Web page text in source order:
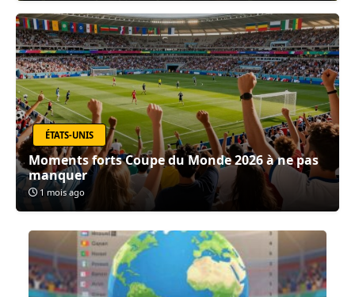
ÉTATS-UNIS
Moments forts Coupe du Monde 2026 à ne pas
manquer
1 mois ago